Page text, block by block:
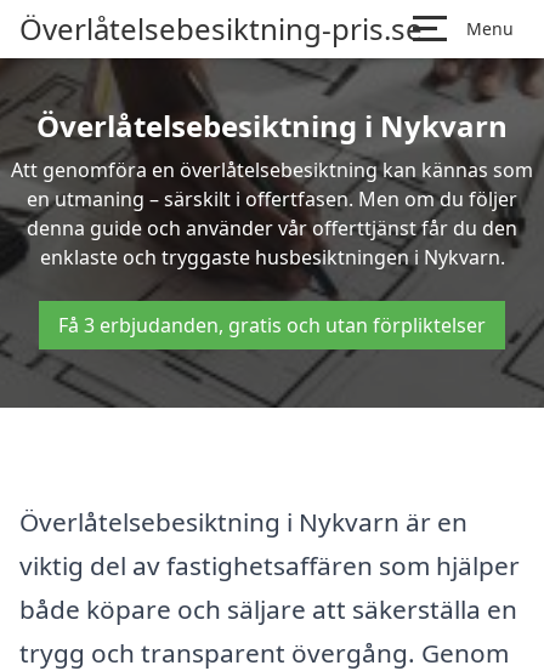
Överlåtelsebesiktning-pris.se Menu
Överlåtelsebesiktning i Nykvarn
Att genomföra en överlåtelsebesiktning kan kännas som
en utmaning – särskilt i offertfasen. Men om du följer
denna guide och använder vår offerttjänst får du den
enklaste och tryggaste husbesiktningen i Nykvarn.
Få 3 erbjudanden, gratis och utan förpliktelser
Överlåtelsebesiktning i Nykvarn är en
viktig del av fastighetsaffären som hjälper
både köpare och säljare att säkerställa en
trygg och transparent övergång. Genom